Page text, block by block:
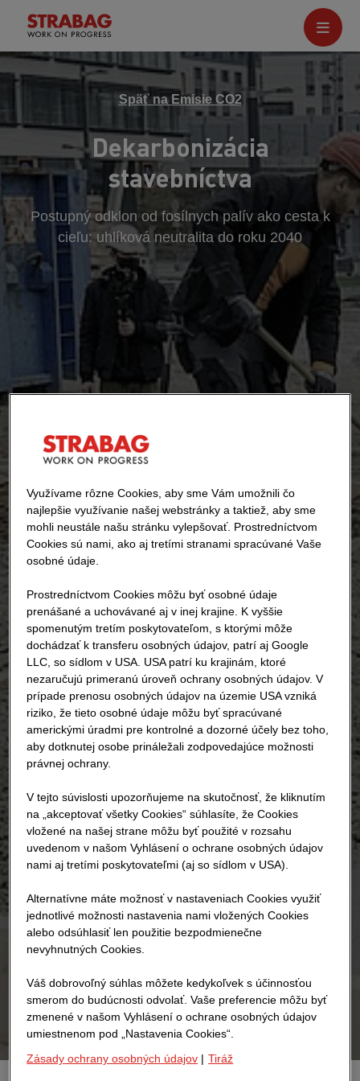
Späť na Emisie CO2
Dekarbonizácia
stavebníctva
Postupný odklon od fosílnych palív ako cesta k
cieľu: uhlíková neutralita do roku 2040
Využívame rôzne Cookies, aby sme Vám umožnili čo
najlepšie využívanie našej webstránky a taktiež, aby sme
mohli neustále našu stránku vylepšovať. Prostredníctvom
Cookies sú nami, ako aj tretími stranami spracúvané Vaše
osobné údaje.
Prostredníctvom Cookies môžu byť osobné údaje
prenášané a uchovávané aj v inej krajine. K vyššie
spomenutým tretím poskytovateľom, s ktorými môže
dochádzať k transferu osobných údajov, patrí aj Google
LLC, so sídlom v USA. USA patrí ku krajinám, ktoré
nezaručujú primeranú úroveň ochrany osobných údajov. V
prípade prenosu osobných údajov na územie USA vzniká
riziko, že tieto osobné údaje môžu byť spracúvané
americkými úradmi pre kontrolné a dozorné účely bez toho,
aby dotknutej osobe prináležali zodpovedajúce možnosti
právnej ochrany.
V tejto súvislosti upozorňujeme na skutočnosť, že kliknutím
na „akceptovať všetky Cookies“ súhlasíte, že Cookies
vložené na našej strane môžu byť použité v rozsahu
uvedenom v našom Vyhlásení o ochrane osobných údajov
nami aj tretími poskytovateľmi (aj so sídlom v USA).
Alternatívne máte možnosť v nastaveniach Cookies využiť
jednotlivé možnosti nastavenia nami vložených Cookies
alebo odsúhlasiť len použitie bezpodmienečne
nevyhnutných Cookies.
Váš dobrovoľný súhlas môžete kedykoľvek s účinnosťou
smerom do budúcnosti odvolať. Vaše preferencie môžu byť
zmenené v našom Vyhlásení o ochrane osobných údajov
umiestnenom pod „Nastavenia Cookies“.
Zásady ochrany osobných údajov | Tiráž